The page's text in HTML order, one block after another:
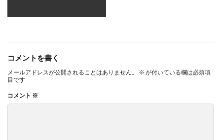
コメントを書く
メールアドレスが公開されることはありません。 ※ が付いている欄は必須項
目です
コメント ※